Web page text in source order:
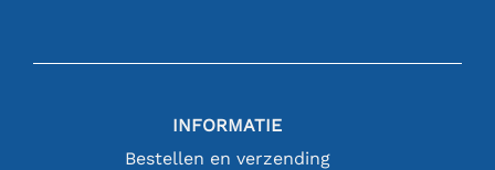
INFORMATIE
Bestellen en verzending